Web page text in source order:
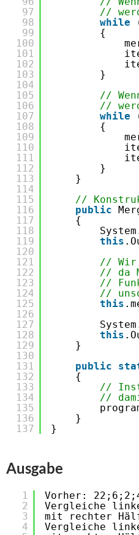
97
98
99
100
101
102
103
104
105
106
107
108
109
110
111
112
113
114
115
116
117
118
119
120
121
122
123
124
125
126
127
128
129
130
131
132
133
134
135
136
137
//
while
{
}
//
//
while
{
}
}
//
public
{
this
// Wir
// da
//
//
this
this
}
public
{
//
//
}
}
Ausgabe
1
2
3
4
Vorher:
Vergleiche
mit rechter
Vergleiche